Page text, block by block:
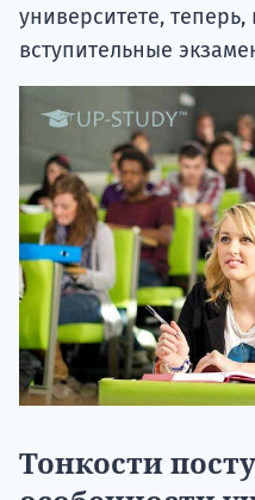
университете,
вступительные
Тонкости